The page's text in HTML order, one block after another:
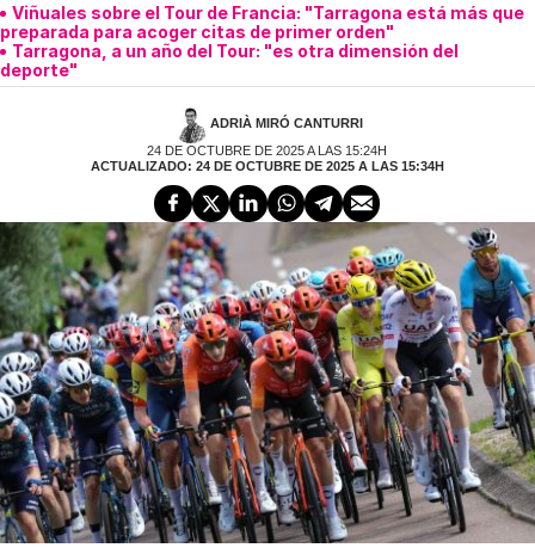
Viñuales sobre el Tour de Francia: "Tarragona está más que
preparada para acoger citas de primer orden"
Tarragona, a un año del Tour: "es otra dimensión del
deporte"
ADRIÀ MIRÓ CANTURRI
24 DE OCTUBRE DE 2025 A LAS 15:24H
ACTUALIZADO: 24 DE OCTUBRE DE 2025 A LAS 15:34H